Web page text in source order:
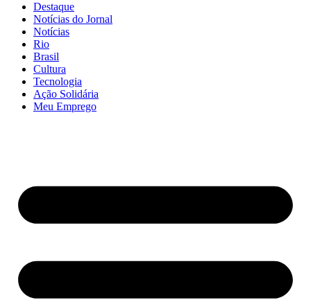
Destaque
Notícias do Jornal
Notícias
Rio
Brasil
Cultura
Tecnologia
Ação Solidária
Meu Emprego